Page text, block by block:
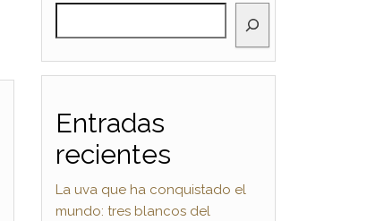
Entradas
recientes
La uva que ha conquistado el
mundo: tres blancos del